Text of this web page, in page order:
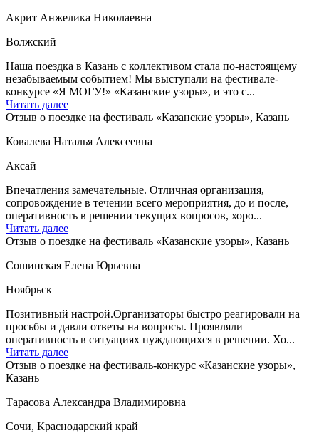
Акрит Анжелика Николаевна
Волжский
Наша поездка в Казань с коллективом стала по-настоящему
незабываемым событием! Мы выступали на фестивале-
конкурсе «Я МОГУ!» «Казанские узоры», и это с...
Читать далее
Отзыв о поездке на фестиваль «Казанские узоры», Казань
Ковалева Наталья Алексеевна
Аксай
Впечатления замечательные. Отличная организация,
сопровождение в течении всего мероприятия, до и после,
оперативность в решении текущих вопросов, хоро...
Читать далее
Отзыв о поездке на фестиваль «Казанские узоры», Казань
Сошинская Елена Юрьевна
Ноябрьск
Позитивный настрой.Организаторы быстро реагировали на
просьбы и давли ответы на вопросы. Проявляли
оперативность в ситуациях нуждающихся в решении. Хо...
Читать далее
Отзыв о поездке на фестиваль-конкурс «Казанские узоры»,
Казань
Тарасова Александра Владимировна
Сочи, Краснодарский край